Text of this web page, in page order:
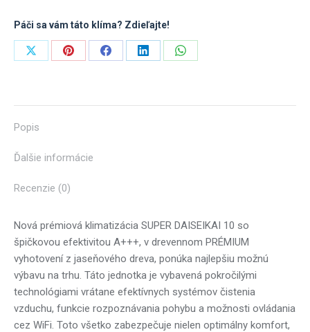
Páči sa vám táto klíma? Zdieľajte!
Share
Share
Share
Share
Share
Popis
Ďalšie informácie
Recenzie (0)
Nová prémiová klimatizácia SUPER DAISEIKAI 10 so
špičkovou efektivitou A+++, v drevennom PRÉMIUM
vyhotovení z jaseňového dreva, ponúka najlepšiu možnú
výbavu na trhu. Táto jednotka je vybavená pokročilými
technológiami vrátane efektívnych systémov čistenia
vzduchu, funkcie rozpoznávania pohybu a možnosti ovládania
cez WiFi. Toto všetko zabezpečuje nielen optimálny komfort,